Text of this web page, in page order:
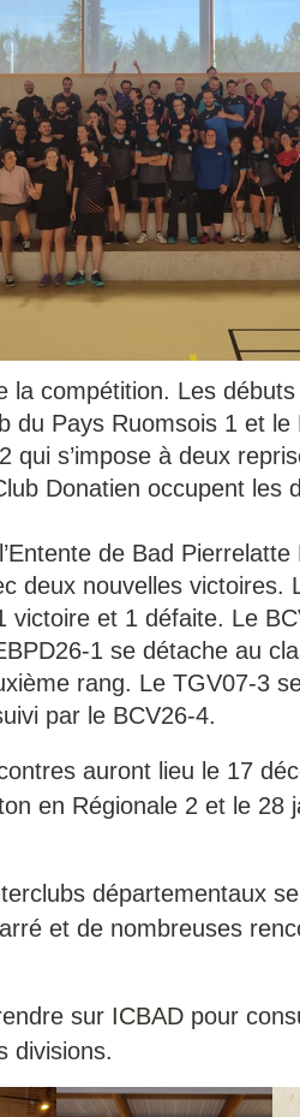
la compétition. Les
du Pays Ruomsois 1 et le
qui s’impose à deux
Donatien occupent les
de Bad
deux nouvelles victoires.
victoire et 1 défaite. Le
1 se détache au
rang. Le TGV07-3
par le BCV26-4.
auront lieu le 17
en Régionale 2 et le 28
départementaux
et de nombreuses
sur ICBAD pour
divisions.